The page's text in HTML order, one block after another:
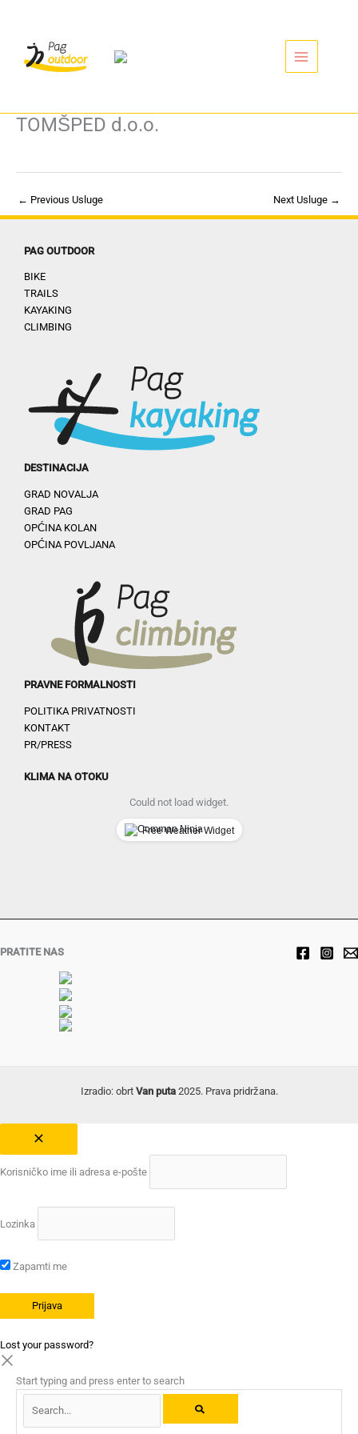
TOMŠPED d.o.o.
← Previous Usluge Next Usluge →
PAG OUTDOOR
BIKE
TRAILS
KAYAKING
CLIMBING
DESTINACIJA
GRAD NOVALJA
GRAD PAG
OPĆINA KOLAN
OPĆINA POVLJANA
PRAVNE FORMALNOSTI
POLITIKA PRIVATNOSTI
KONTAKT
PR/PRESS
KLIMA NA OTOKU
Could not load widget.
Free Weather Widget
PRATITE NAS
Izradio: obrt Van puta2025. Prava pridržana.
Korisničko ime ili adresa e-pošte
Lozinka
Zapamti me
Lost your password?
Start typing and press enter to search